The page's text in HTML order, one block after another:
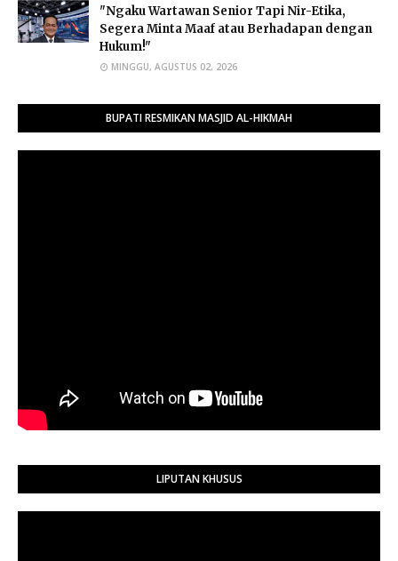
"Ngaku Wartawan Senior Tapi Nir-Etika,
Segera Minta Maaf atau Berhadapan dengan
Hukum!"
MINGGU, AGUSTUS 02, 2026
BUPATI RESMIKAN MASJID AL-HIKMAH
LIPUTAN KHUSUS